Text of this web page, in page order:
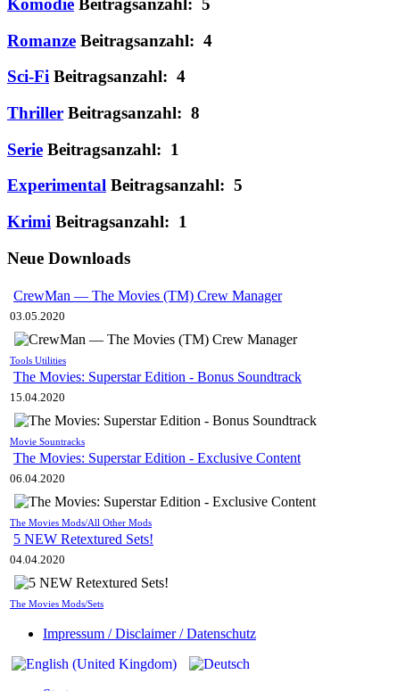
Komödie Beitragsanzahl: 5
Romanze Beitragsanzahl: 4
Sci-Fi Beitragsanzahl: 4
Thriller Beitragsanzahl: 8
Serie Beitragsanzahl: 1
Experimental Beitragsanzahl: 5
Krimi Beitragsanzahl: 1
Neue Downloads
CrewMan — The Movies (TM) Crew Manager
03.05.2020
Tools Utilities
The Movies: Superstar Edition - Bonus Soundtrack
15.04.2020
Movie Sountracks
The Movies: Superstar Edition - Exclusive Content
06.04.2020
The Movies Mods/All Other Mods
5 NEW Retextured Sets!
04.04.2020
The Movies Mods/Sets
Impressum / Disclaimer / Datenschutz